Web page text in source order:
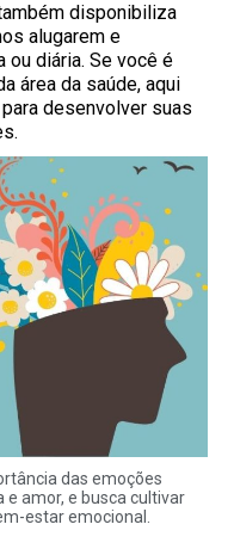
disponibiliza
alugarem e
ou diária. Se você é
área da saúde, aqui
desenvolver suas
das emoções
e amor, e busca cultivar
estar emocional.